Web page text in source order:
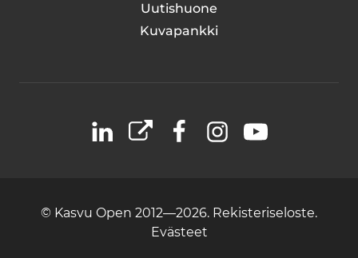
Uutishuone
Kuvapankki
LinkedIn
X FacebookInstagramYouTube
© Kasvu Open 2012—2026. Rekisteriseloste.
Evästeet